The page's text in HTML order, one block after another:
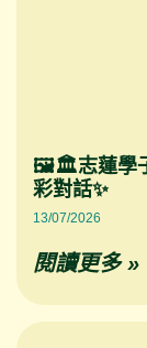
🖼️🏛️志蓮學子
彩對話✨
13/07/2026
閱讀更多 »